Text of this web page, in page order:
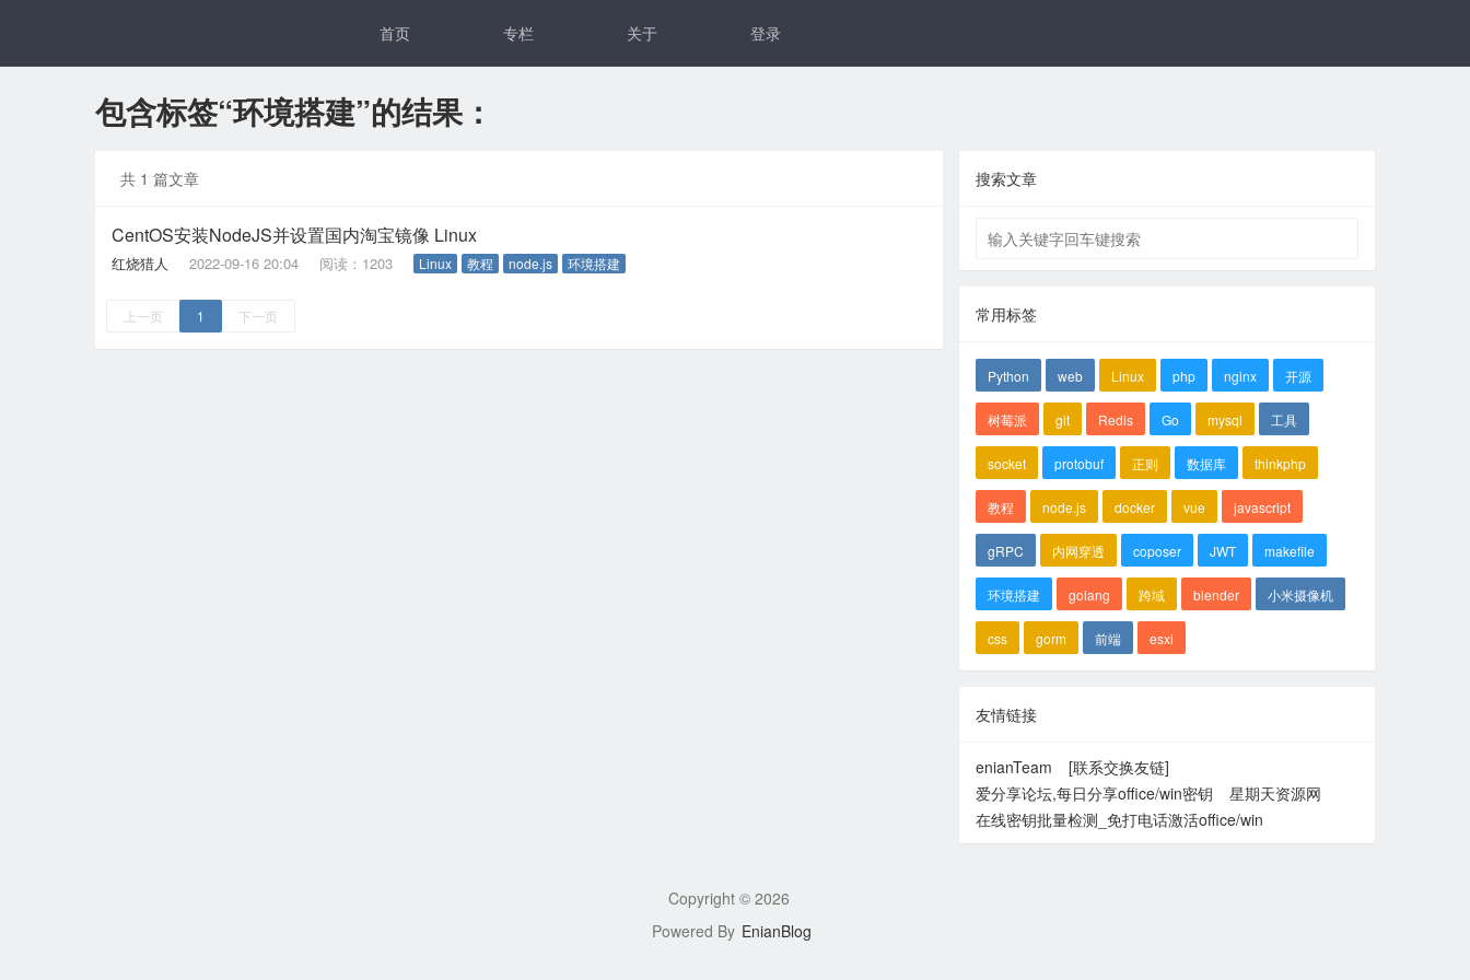
首页 专栏 关于 登录
包含标签“环境搭建”的结果：
共 1 篇文章
CentOS安装NodeJS并设置国内淘宝镜像 Linux
红烧猎人 2022-09-16 20:04 阅读：1203 Linux 教程 node.js 环境搭建
上一页 1 下一页
搜索文章
常用标签
Python web Linux php nginx 开源
树莓派 git Redis Go mysql 工具
socket protobuf 正则 数据库 thinkphp
教程 node.js docker vue javascript
gRPC 内网穿透 coposer JWT makefile
环境搭建 golang 跨域 blender 小米摄像机
css gorm 前端 esxi
友情链接
enianTeam
[联系交换友链]
爱分享论坛,每日分享office/win密钥
星期天资源网
在线密钥批量检测_免打电话激活office/win
Copyright © 2026
Powered By EnianBlog